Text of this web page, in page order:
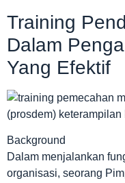
Training
Dalam
Yang Efektif
Background
Dalam menjalankan
organisasi, seorang